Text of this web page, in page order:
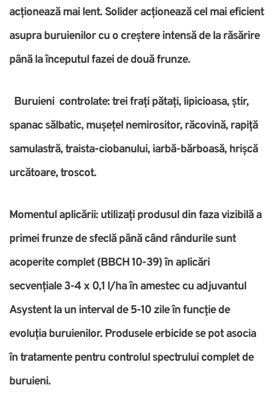
acționează mai lent. Solider acționează cel mai eficient
asupra buruienilor cu o creștere intensă de la răsărire
până la începutul fazei de două frunze.
Buruieni controlate: trei frați pătați, lipicioasa, știr,
spanac sălbatic, mușețel nemirositor, răcovină, rapiță
samulastră, traista-ciobanului, iarbă-bărboasă, hrișcă
urcătoare, troscot.
Momentul aplicării: utilizați produsul din faza vizibilă a
primei frunze de sfeclă până când rândurile sunt
acoperite complet (BBCH 10-39) în aplicări
secvențiale 3-4 x 0,1 l/ha în amestec cu adjuvantul
Asystent la un interval de 5-10 zile în funcție de
evoluția buruienilor. Produsele erbicide se pot asocia
în tratamente pentru controlul spectrului complet de
buruieni.